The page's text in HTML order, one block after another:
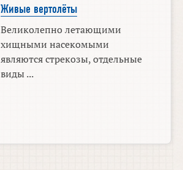
Живые вертолёты
Великолепно летающими
хищными насекомыми
являются стрекозы, отдельные
виды ...